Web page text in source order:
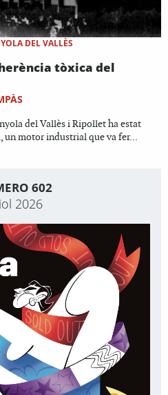
DEL VALLÈS
tòxica del
del Vallès i Ripollet ha estat
un motor industrial que va fer...
602
2026